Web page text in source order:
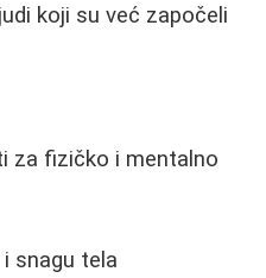
koji su već započeli
za fizičko i mentalno
snagu tela